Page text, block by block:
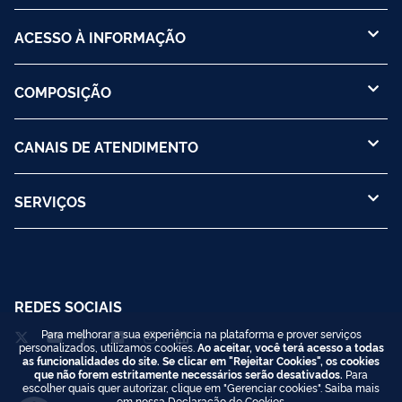
ACESSO À INFORMAÇÃO
COMPOSIÇÃO
CANAIS DE ATENDIMENTO
SERVIÇOS
REDES SOCIAIS
Para melhorar a sua experiência na plataforma e prover serviços
personalizados, utilizamos cookies. Ao aceitar, você terá acesso a todas
as funcionalidades do site. Se clicar em "Rejeitar Cookies", os cookies
que não forem estritamente necessários serão desativados. Para
escolher quais quer autorizar, clique em "Gerenciar cookies". Saiba mais